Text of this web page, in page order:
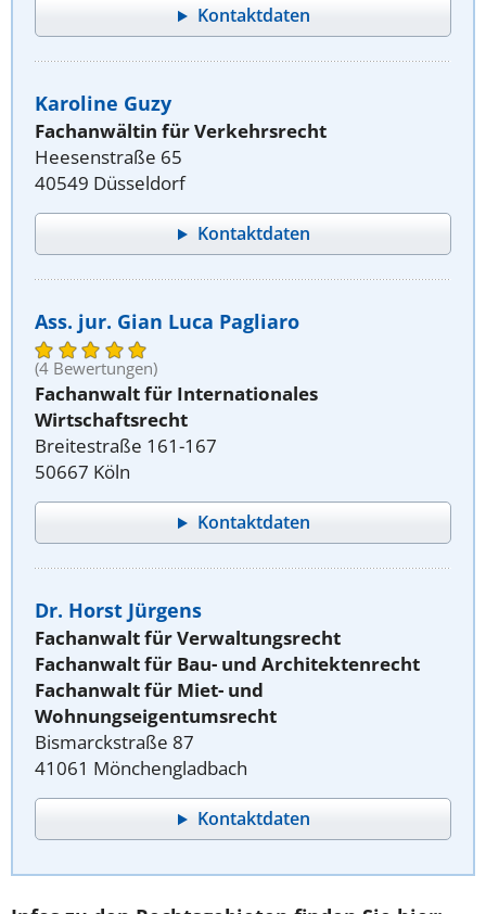
Kontaktdaten
Karoline Guzy
Fachanwältin für Verkehrsrecht
Heesenstraße 65
40549 Düsseldorf
Kontaktdaten
Ass. jur. Gian Luca Pagliaro
(4 Bewertungen)
Fachanwalt für Internationales
Wirtschaftsrecht
Breitestraße 161-167
50667 Köln
Kontaktdaten
Dr. Horst Jürgens
Fachanwalt für Verwaltungsrecht
Fachanwalt für Bau- und Architektenrecht
Fachanwalt für Miet- und
Wohnungseigentumsrecht
Bismarckstraße 87
41061 Mönchengladbach
Kontaktdaten